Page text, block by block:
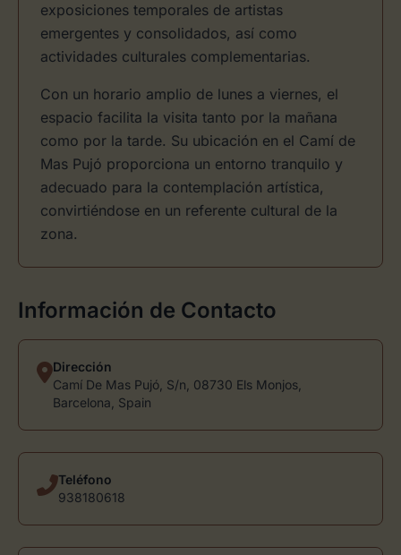
exposiciones temporales de artistas
emergentes y consolidados, así como
actividades culturales complementarias.
Con un horario amplio de lunes a viernes, el
espacio facilita la visita tanto por la mañana
como por la tarde. Su ubicación en el Camí de
Mas Pujó proporciona un entorno tranquilo y
adecuado para la contemplación artística,
convirtiéndose en un referente cultural de la
zona.
Información de Contacto
Dirección
Camí De Mas Pujó, S/n, 08730 Els Monjos,
Barcelona, Spain
Teléfono
938180618